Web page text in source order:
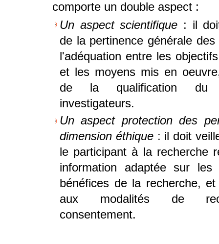
comporte un double aspect :
Un aspect scientifique : il
de la pertinence générale
l'adéquation entre les
et les moyens mis en
de la qualification
investigateurs.
Un aspect protection des
dimension éthique : il doit
le participant à la recherche
information adaptée sur les
bénéfices de la recherche,
aux modalités de
consentement.